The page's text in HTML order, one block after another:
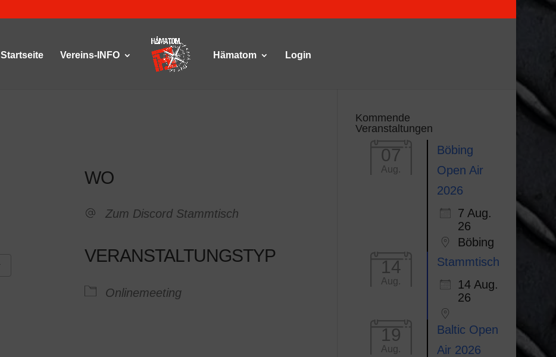
Startseite Vereins-INFO Hämatom Login
Google Kalender
WO
Zum Discord Stammtisch
VERANSTALTUNGSTYP
Onlinemeeting
Kommende
Veranstaltungen
07
Aug.
Böbing
Open Air
2026
7 Aug.
26
Böbing
14
Aug.
Stammtisch
14 Aug.
26
19
Aug.
Baltic Open
Air 2026